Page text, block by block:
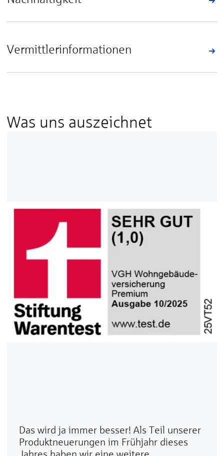
Vermittlerinformationen
Was uns auszeichnet
Das wird ja immer besser! Als Teil unserer
Produktneuerungen im Frühjahr dieses
Jahres haben wir eine weitere